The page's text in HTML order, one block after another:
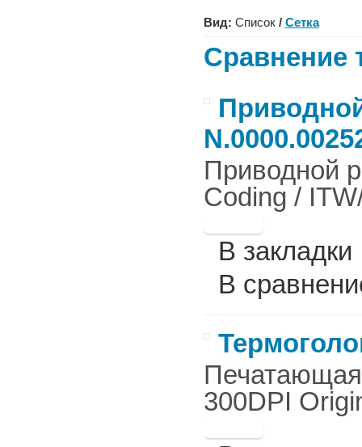
Вид: Список / Сетка
Сравнение
Приводной
Coding /
В закладки
В
Печатающая
300DPI